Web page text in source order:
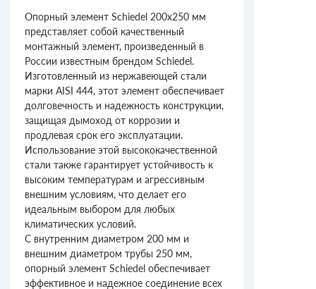
Опорный элемент Schiedel 200х250 мм
представляет собой качественный
монтажный элемент, произведенный в
России известным брендом Schiedel.
Изготовленный из нержавеющей стали
марки AISI 444, этот элемент обеспечивает
долговечность и надежность конструкции,
защищая дымоход от коррозии и
продлевая срок его эксплуатации.
Использование этой высококачественной
стали также гарантирует устойчивость к
высоким температурам и агрессивным
внешним условиям, что делает его
идеальным выбором для любых
климатических условий.
С внутренним диаметром 200 мм и
внешним диаметром трубы 250 мм,
опорный элемент Schiedel обеспечивает
эффективное и надежное соединение всех